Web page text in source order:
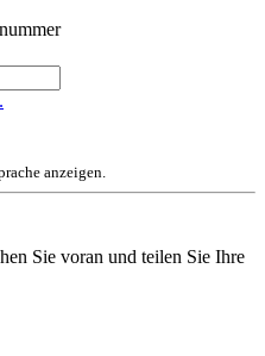
anzeigen.
Sie voran und teilen Sie Ihre